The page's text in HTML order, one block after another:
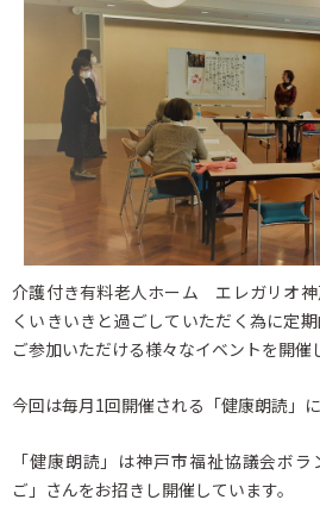
介護付き有料老人ホーム エレガリオ神
くいきいきと過ごしていただく為に定
ご参加いただける様々なイベントを開催
今回は毎月1回開催される「健康朗読」
「健康朗読」は神戸市福祉協議会ボ
ご」さんをお招きし開催しています。